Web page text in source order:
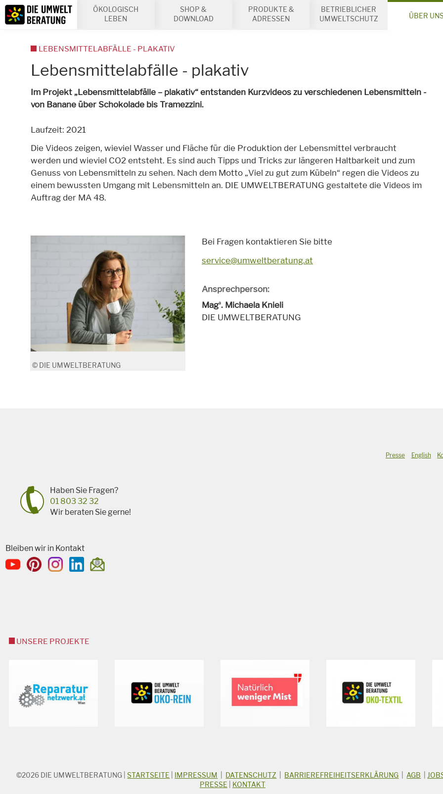
Inhalt
Suche
ÖKOLOGISCH
LEBEN
SHOP &
DOWNLOAD
PRODUKTE &
ADRESSEN
BETRIEBLICHER
UMWELTSCHUTZ
ÜBER
Lebensmittelabfälle - plakativ
Im Projekt „Lebensmittelabfälle – plakativ“ entstanden Kurzvideos zu verschiedenen Lebensmitteln -
von Banane über Schokolade bis Tramezzini.
Laufzeit: 2021
Die Videos zeigen, wieviel Wasser und Fläche für die Produktion der Lebensmittel verbraucht
werden und wieviel CO2 entsteht. Es sind auch Tipps und Tricks zur längeren Haltbarkeit und zum
Genuss von Lebensmitteln zu sehen. Nach dem Motto „Viel zu gut zum Kübeln“ regen die Videos zu
einem bewussten Umgang mit Lebensmitteln an. DIE UMWELTBERATUNG gestaltete die Videos im
Auftrag der MA 48.
© DIE UMWELTBERATUNG
Bei Fragen kontaktieren Sie bitte
service@umweltberatung.at
Ansprechperson:
Maga. Michaela Knieli
DIE UMWELTBERATUNG
LEBENSMITTELABFÄLLE - PLAKATIV
Presse English
Haben Sie Fragen?
01 803 32 32
Wir beraten Sie gerne!
Bleiben wir in Kontakt
UNSERE PROJEKTE
©2026 DIE UMWELTBERATUNG |STARTSEITE IMPRESSUM DATENSCHUTZ BARRIEREFREIHEITSERKLÄRUNG |AGB |
PRESSE
KONTAKT